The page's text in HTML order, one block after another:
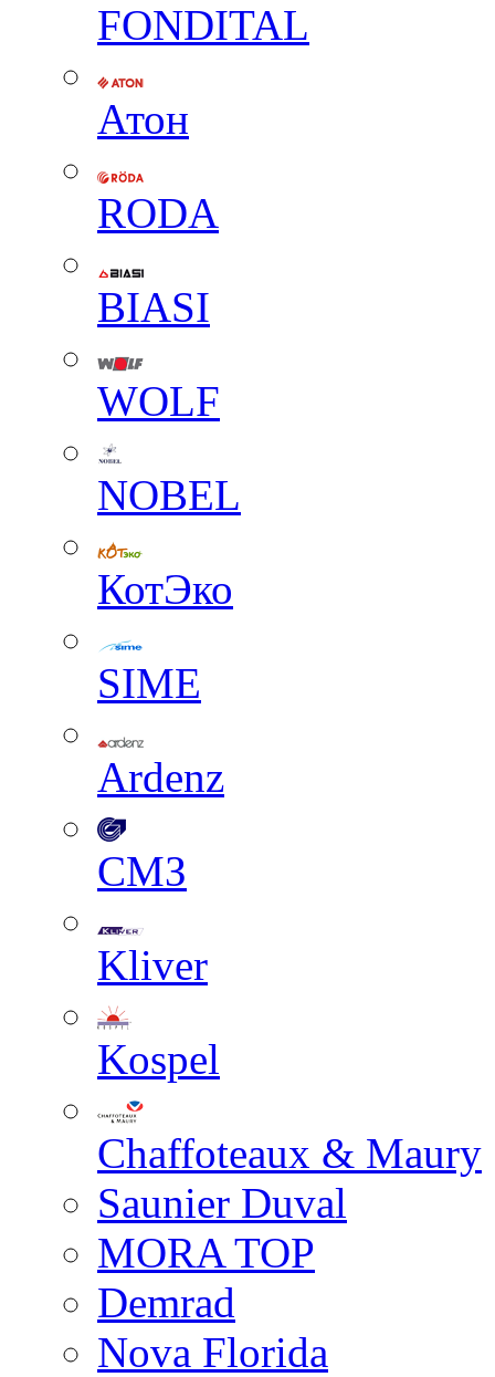
FONDITAL
Атон
RODA
BIASI
WOLF
NOBEL
КотЭко
SIME
Ardenz
СМЗ
Kliver
Kospel
Chaffoteaux & Maury
Saunier Duval
MORA TOP
Demrad
Nova Florida